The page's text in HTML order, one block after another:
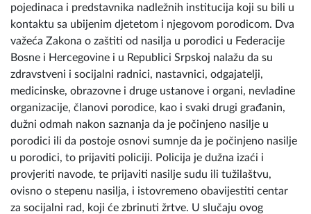
pojedinaca i predstavnika nadležnih institucija koji su bili u
kontaktu sa ubijenim djetetom i njegovom porodicom. Dva
važeća Zakona o zaštiti od nasilja u porodici u Federacije
Bosne i Hercegovine i u Republici Srpskoj nalažu da su
zdravstveni i socijalni radnici, nastavnici, odgajatelji,
medicinske, obrazovne i druge ustanove i organi, nevladine
organizacije, članovi porodice, kao i svaki drugi građanin,
dužni odmah nakon saznanja da je počinjeno nasilje u
porodici ili da postoje osnovi sumnje da je počinjeno nasilje
u porodici, to prijaviti policiji. Policija je dužna izaći i
provjeriti navode, te prijaviti nasilje sudu ili tužilaštvu,
ovisno o stepenu nasilja, i istovremeno obavijestiti centar
za socijalni rad, koji će zbrinuti žrtve. U slučaju ovog